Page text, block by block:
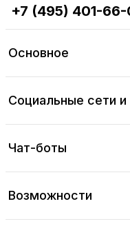
+7 (495) 401-
Основное
Социальные сети
Чат-боты
Возможности